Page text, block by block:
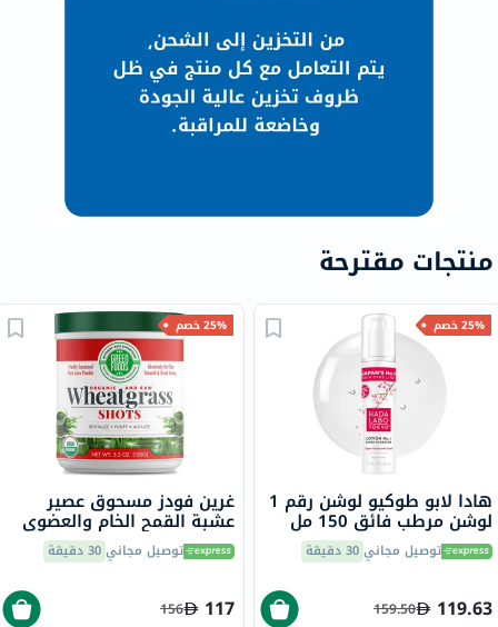
منتجات مقترحة
25% خصم
هادا لابو طوكيو لوشن رقم 1
لوشن مرطب فائق 150 مل
توصيل مجاني30 دقيقة
119.63
159.50
25% خصم
غرين فودز مسحوق عصير
عشبة القمح الخام والعضوي
150 جرام توصيل مجاني30 دقيقة
117
156